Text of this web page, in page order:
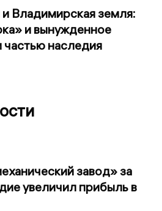
Владимирская земля:
и вынужденное
частью наследия
завод» за
увеличил прибыль в